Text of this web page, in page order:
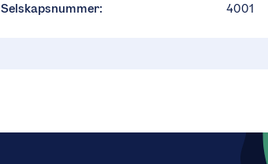
Selskapsnummer: 4001